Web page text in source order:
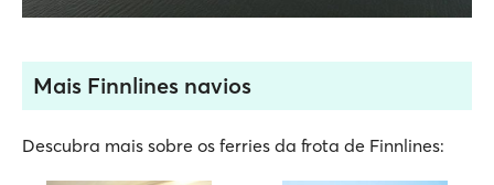
Mais Finnlines navios
Descubra mais sobre os ferries da frota de Finnlines: